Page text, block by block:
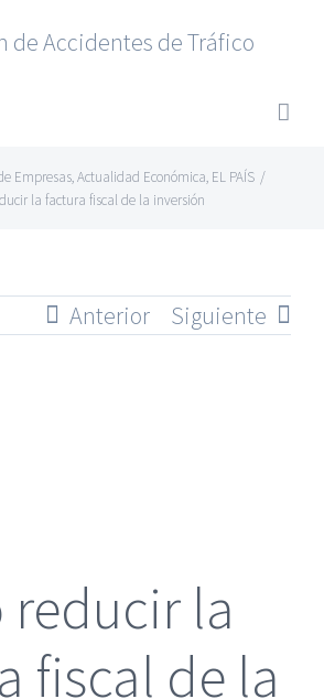
Empresas,Actualidad Económica, EL PAÍS /
la factura fiscal de la inversión
Anterior Siguiente
reducir la
fiscal de la